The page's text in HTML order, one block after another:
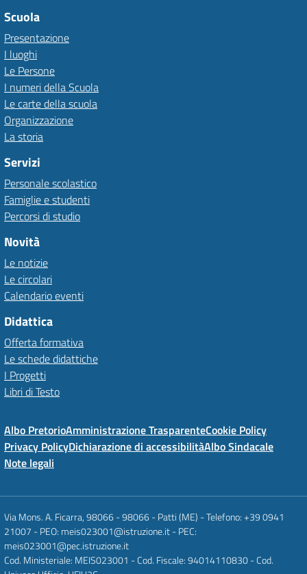
Scuola
Presentazione
I luoghi
Le Persone
I numeri della Scuola
Le carte della scuola
Organizzazione
La storia
Servizi
Personale scolastico
Famiglie e studenti
Percorsi di studio
Novità
Le notizie
Le circolari
Calendario eventi
Didattica
Offerta formativa
Le schede didattiche
I Progetti
Libri di Testo
Albo PretorioAmministrazione TrasparenteCookie Policy
Privacy PolicyDichiarazione di accessibilitàAlbo Sindacale
Note legali
Via Mons. A. Ficarra, 98066 - 98066 - Patti (ME) - Telefono: +39 0941
21007 - PEO: meis023001@istruzione.it - PEC:
meis023001@pec.istruzione.it
Cod. Ministeriale: MEIS023001 - Cod. Fiscale: 94014110830 - Cod.